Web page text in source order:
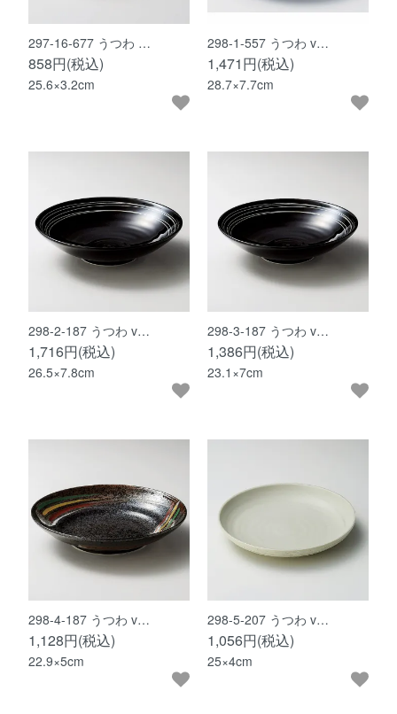
297-16-677 うつわ …
858円(税込)
25.6×3.2cm
298-1-557 うつわ v…
1,471円(税込)
28.7×7.7cm
298-2-187 うつわ v…
1,716円(税込)
26.5×7.8cm
298-3-187 うつわ v…
1,386円(税込)
23.1×7cm
298-4-187 うつわ v…
1,128円(税込)
22.9×5cm
298-5-207 うつわ v…
1,056円(税込)
25×4cm